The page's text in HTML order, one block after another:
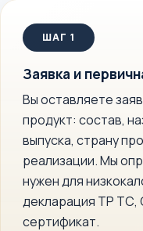
Заявка и
Вы оставляете
продукт: состав,
выпуска, страну
реализации. Мы
нужен для
декларация ТР ТС,
сертификат.